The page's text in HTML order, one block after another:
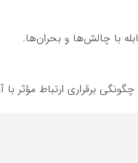
با چالش‌ها و بحران‌ها.
برقراری ارتباط مؤثر با